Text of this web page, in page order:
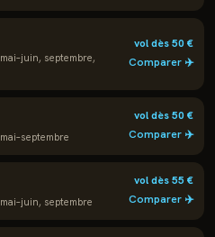
mai–juin, septembre,
vol dès50€
Comparer ✈️
mai–septembre
vol dès50€
Comparer ✈️
mai–juin, septembre
vol dès55 €
Comparer ✈️